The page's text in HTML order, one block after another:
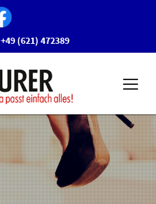
+49 (621) 472389